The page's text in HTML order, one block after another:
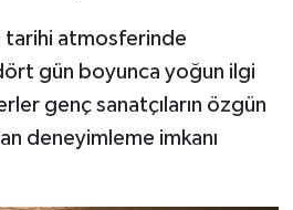
tarihi atmosferinde
gün boyunca yoğun ilgi
genç sanatçıların özgün
deneyimleme imkanı